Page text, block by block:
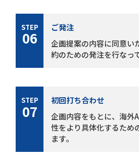
STEP
06
ご発注
企画提案の内容に同意い
約のための発注を行なっ
STEP
07
初回打ち合わせ
企画内容をもとに、海外
性をより具体化するため
ます。